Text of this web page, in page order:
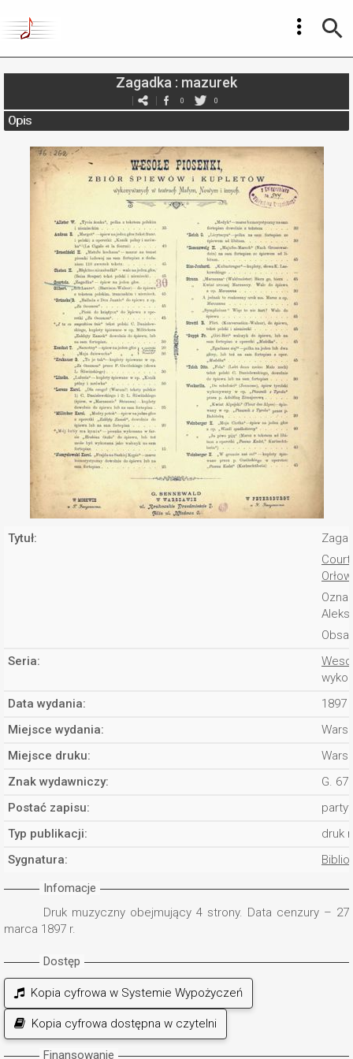
Zagadka : mazurek
0 0
Opis
Tytuł:
Seria:
Data wydania:
1897
Miejsce wydania:
Miejsce druku:
Znak wydawniczy:
G.
Postać zapisu:
Typ publikacji:
druk
Sygnatura:
Infomacje
Druk muzyczny obejmujący 4 strony. Data cenzury – 27
marca 1897 r.
Dostęp
Kopia cyfrowa w Systemie Wypożyczeń
Kopia cyfrowa dostępna w czytelni
Finansowanie